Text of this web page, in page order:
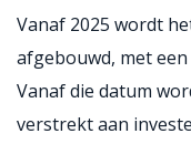
Vanaf 2025 wordt
afgebouwd, met
Vanaf die datum
verstrekt aan